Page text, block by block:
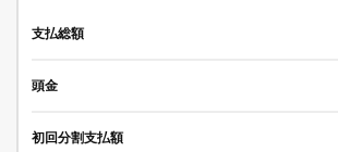
支払総額
頭金
初回分割支払額